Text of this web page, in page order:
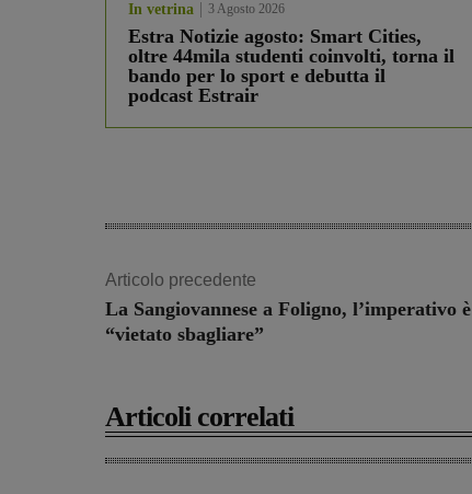
In vetrina 3 Agosto 2026
Estra Notizie agosto: Smart Cities,
oltre 44mila studenti coinvolti, torna il
bando per lo sport e debutta il
podcast Estrair
Articolo precedente
La Sangiovannese a Foligno, l’imperativo è
“vietato sbagliare”
Articoli correlati